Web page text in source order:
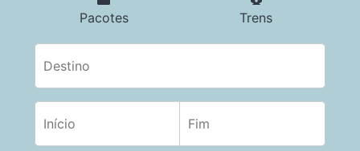
Pacotes Trens